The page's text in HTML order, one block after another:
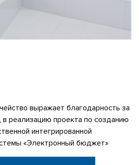
выражает благодарность за
в реализацию проекта по созданию
интегрированной
«Электронный бюджет»